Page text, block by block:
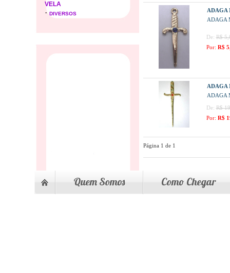
VELA
· DIVERSOS
ADAGA
ADAGA
De:R$
Por: R$
ADAGA
ADAGA
De:R$
Por: R$
Página 1 de 1
Quem Somos Como Chegar